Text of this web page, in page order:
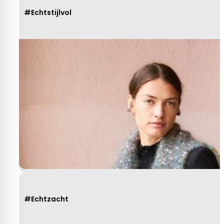
#Echtstijlvol
#Echtzacht